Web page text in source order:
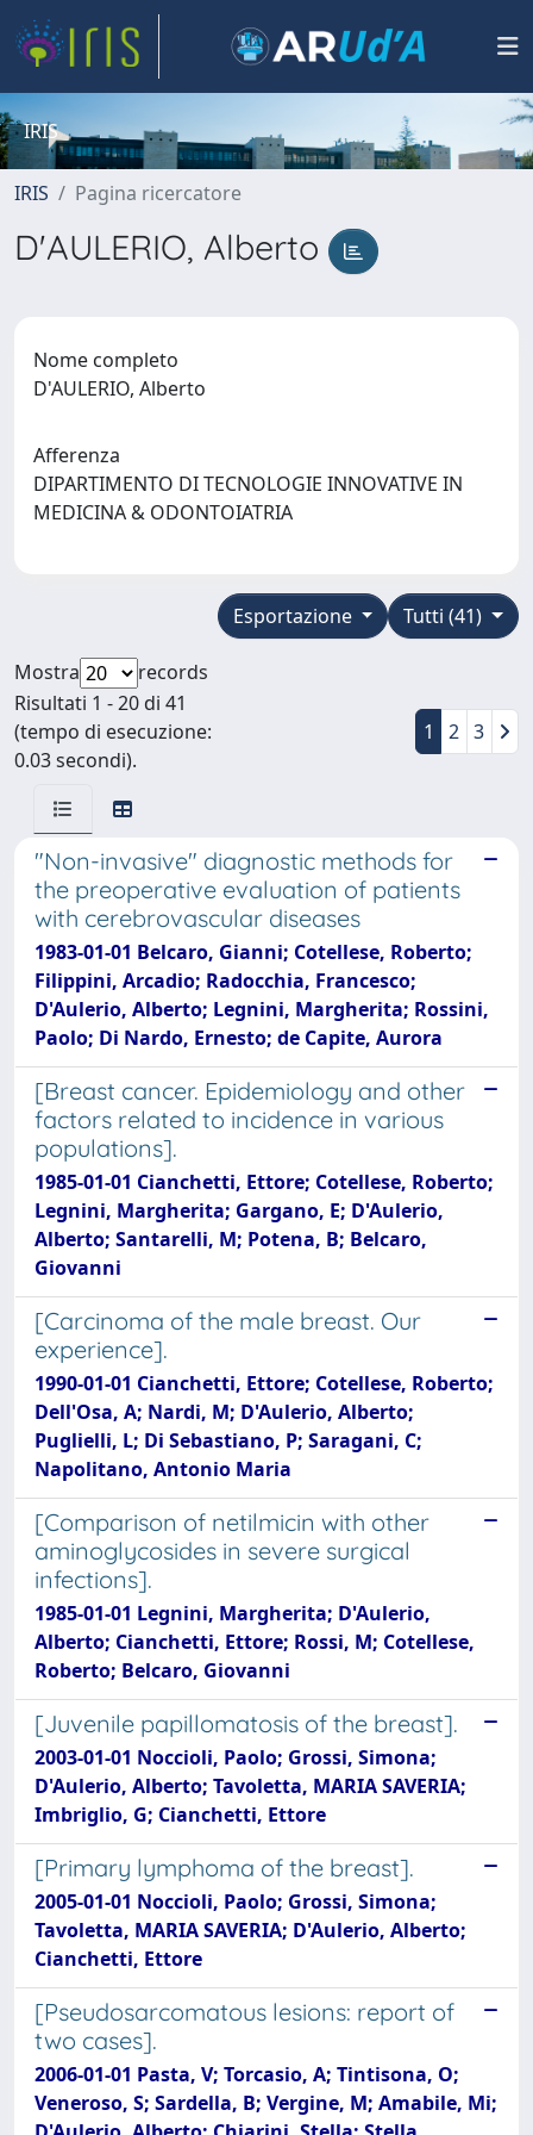
IRIS
IRIS Pagina ricercatore
D'AULERIO, Alberto
Nome completo
D'AULERIO, Alberto
Afferenza
DIPARTIMENTO DI TECNOLOGIE INNOVATIVE IN
MEDICINA & ODONTOIATRIA
Tutti (41)
Esportazione
Mostra
records
Risultati 1 - 20 di 41
(tempo di esecuzione:
0.03 secondi).
1 2 3
"Non-invasive" diagnostic methods for
the preoperative evaluation of patients
with cerebrovascular diseases
1983-01-01 Belcaro, Gianni; Cotellese, Roberto;
Filippini, Arcadio; Radocchia, Francesco;
D'Aulerio, Alberto; Legnini, Margherita; Rossini,
Paolo; Di Nardo, Ernesto; de Capite, Aurora
[Breast cancer. Epidemiology and other
factors related to incidence in various
populations].
1985-01-01 Cianchetti, Ettore; Cotellese, Roberto;
Legnini, Margherita; Gargano, E; D'Aulerio,
Alberto; Santarelli, M; Potena, B; Belcaro,
Giovanni
[Carcinoma of the male breast. Our
experience].
1990-01-01 Cianchetti, Ettore; Cotellese, Roberto;
Dell'Osa, A; Nardi, M; D'Aulerio, Alberto;
Puglielli, L; Di Sebastiano, P; Saragani, C;
Napolitano, Antonio Maria
[Comparison of netilmicin with other
aminoglycosides in severe surgical
infections].
1985-01-01 Legnini, Margherita; D'Aulerio,
Alberto; Cianchetti, Ettore; Rossi, M; Cotellese,
Roberto; Belcaro, Giovanni
[Juvenile papillomatosis of the breast].
2003-01-01 Noccioli, Paolo; Grossi, Simona;
D'Aulerio, Alberto; Tavoletta, MARIA SAVERIA;
Imbriglio, G; Cianchetti, Ettore
[Primary lymphoma of the breast].
2005-01-01 Noccioli, Paolo; Grossi, Simona;
Tavoletta, MARIA SAVERIA; D'Aulerio, Alberto;
Cianchetti, Ettore
[Pseudosarcomatous lesions: report of
two cases].
2006-01-01 Pasta, V; Torcasio, A; Tintisona, O;
Veneroso, S; Sardella, B; Vergine, M; Amabile, Mi;